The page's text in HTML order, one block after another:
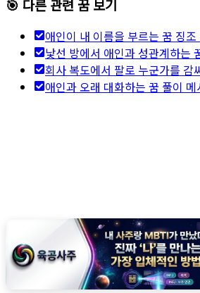
🎯 다른 관련 꿈 보기
애인이 내 이름을 부르는 꿈 징조
낯선 방에서 애인과 성관계하는
회사 복도에서 팔로 누군가를 감
애인과 오래 대화하는 꿈 풀이 메